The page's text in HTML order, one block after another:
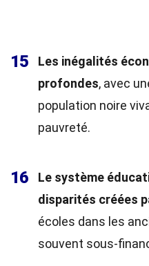
15
Les inégalités
profondes, avec
population noire
pauvreté.
16
Le système
disparités créées
écoles dans les
souvent sous-